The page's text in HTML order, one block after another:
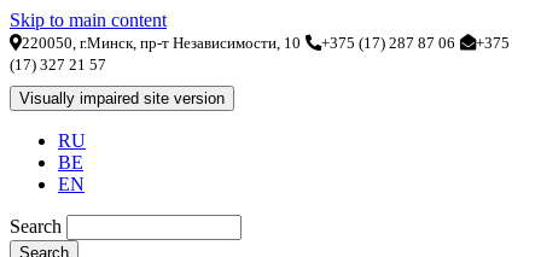
Skip to main content
220050, г.Минск, пр-т Независимости, 10 +375 (17) 287 87 06
+375
(17) 327 21 57
RU
BE
EN
Search